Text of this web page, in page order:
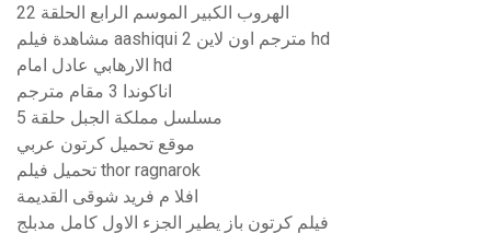
الهروب الكبير الموسم الرابع الحلقة 22
مشاهدة فيلم aashiqui 2 مترجم اون لاين hd
الارهابي عادل امام hd
اناكوندا 3 مقام مترجم
مسلسل مملكة الجبل حلقة 5
موقع تحميل كرتون عربي
تحميل فيلم thor ragnarok
افلا م فريد شوقى القديمة
فيلم كرتون باز يطير الجزء الاول كامل مدبلج